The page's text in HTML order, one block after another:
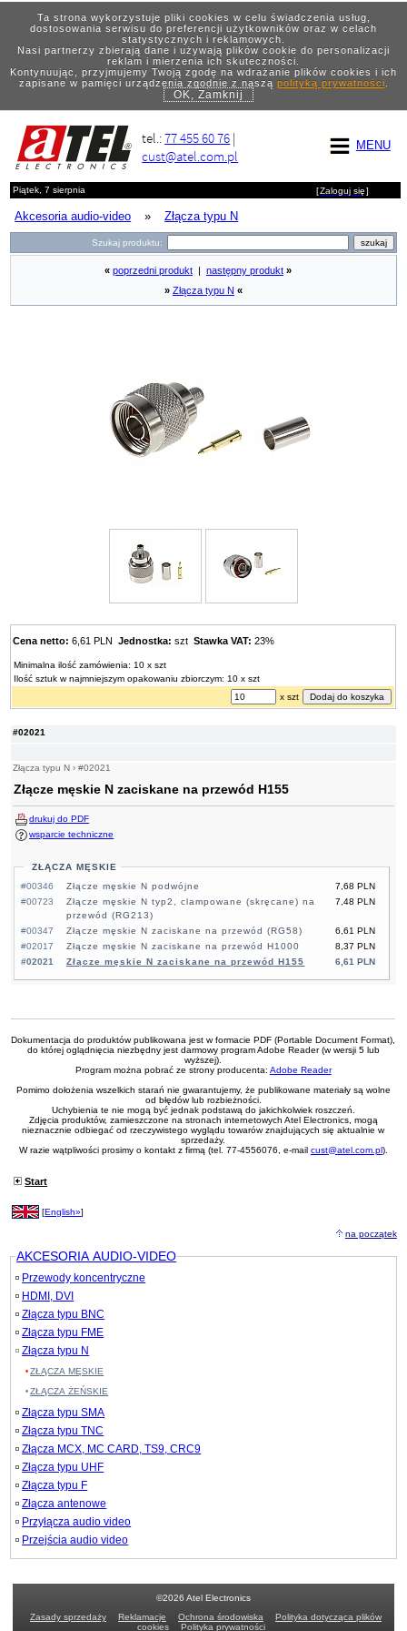
Ta strona wykorzystuje pliki cookies w celu świadczenia usług,
dostosowania serwisu do preferencji użytkowników oraz w celach
statystycznych i reklamowych.
Nasi partnerzy zbierają dane i używają plików cookie do personalizacji
reklam i mierzenia ich skuteczności.
Kontynuując, przyjmujemy Twoją zgodę na wdrażanie plików cookies i ich
zapisane w pamięci urządzenia zgodnie z naszą polityką prywatności.
OK, Zamknij
MENU
tel.:77 455 60 76 |
cust@atel.com.pl
Piątek, 7 sierpnia [Zaloguj się]
Akcesoria audio-video » Złącza typu N
Szukaj produktu:
#02021
Złącza typu N ›#02021
Złącze męskie N zaciskane na przewód H155
drukuj do PDF
wsparcie techniczne
ZŁĄCZA MĘSKIE
#00346
7,68 PLN
Złącze męskie N podwójne
#00723
7,48 PLN
Złącze męskie N typ2, clampowane (skręcane) na
przewód (RG213)
#00347
6,61 PLN
Złącze męskie N zaciskane na przewód (RG58)
#02017
8,37 PLN
Złącze męskie N zaciskane na przewód H1000
#02021
6,61 PLN
Złącze męskie N zaciskane na przewód H155
« poprzedni produkt następny produkt »
» Złącza typu N «
Cena netto: 6,61 PLNJednostka: sztStawka VAT: 23%
Minimalna ilość zamówienia: 10 x szt
Ilość sztuk w najmniejszym opakowaniu zbiorczym: 10 x szt
x szt
Dokumentacja do produktów publikowana jest w formacie PDF (Portable Document Format),
do której oglądnięcia niezbędny jest darmowy program Adobe Reader (w wersji 5 lub
wyższej).
Program można pobrać ze strony producenta: Adobe Reader
Pomimo dołożenia wszelkich starań nie gwarantujemy, że publikowane materiały są wolne
od błędów lub rozbieżności.
Uchybienia te nie mogą być jednak podstawą do jakichkolwiek roszczeń.
Zdjęcia produktów, zamieszczone na stronach internetowych Atel Electronics, mogą
nieznacznie odbiegać od rzeczywistego wyglądu towarów znajdujących się aktualnie w
sprzedaży.
W razie wątpliwości prosimy o kontakt z firmą (tel. 77-4556076, e-mail cust@atel.com.pl).
Start
[English»]
na początek
AKCESORIA AUDIO-VIDEO
Przewody koncentryczne
HDMI, DVI
Złącza typu BNC
Złącza typu FME
Złącza typu N
ZŁĄCZA MĘSKIE
ZŁĄCZA ŻEŃSKIE
Złącza typu SMA
Złącza typu TNC
Złącza MCX, MC CARD, TS9, CRC9
Złącza typu UHF
Złącza typu F
Złącza antenowe
Przyłącza audio video
Przejścia audio video
©2026 Atel Electronics
Zasady sprzedaży
Reklamacje Ochrona środowiska
Polityka dotycząca plików
cookies
Polityka prywatności